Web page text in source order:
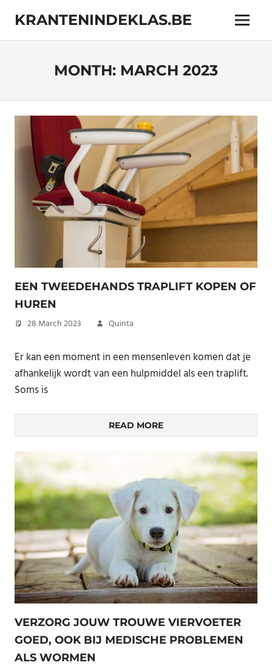
content
KRANTENINDEKLAS.BE
Online
interessante
Menu
MONTH: MARCH 2023
EEN TWEEDEHANDS TRAPLIFT KOPEN OF
HUREN
28 March 2023 Quinta
Er kan een moment in een mensenleven komen dat je
afhankelijk wordt van een hulpmiddel als een traplift.
Soms is
READ MORE
VERZORG JOUW TROUWE VIERVOETER
GOED, OOK BIJ MEDISCHE PROBLEMEN
ALS WORMEN